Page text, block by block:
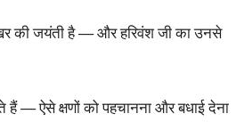
की जयंती है — और हरिवंश जी का उनसे
— ऐसे क्षणों को पहचानना और बधाई देना